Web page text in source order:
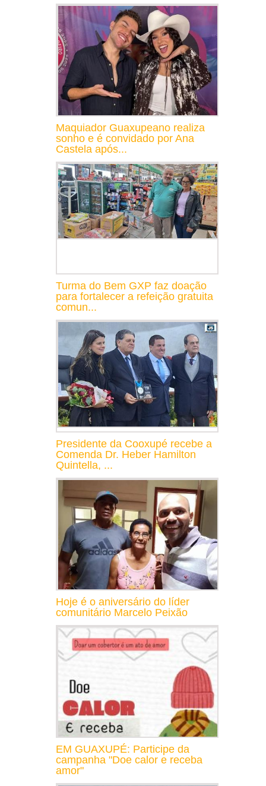
Maquiador Guaxupeano realiza
sonho e é convidado por Ana
Castela após...
Turma do Bem GXP faz doação
para fortalecer a refeição gratuita
comun...
Presidente da Cooxupé recebe a
Comenda Dr. Heber Hamilton
Quintella, ...
Hoje é o aniversário do líder
comunitário Marcelo Peixão
EM GUAXUPÉ: Participe da
campanha "Doe calor e receba
amor"